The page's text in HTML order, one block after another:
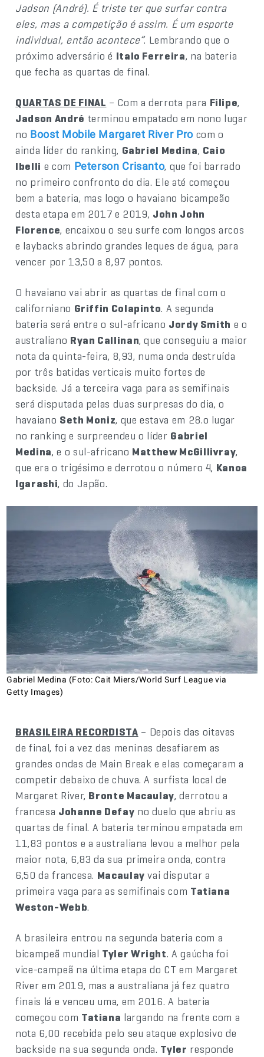
Jadson (André). É triste ter que surfar contra
eles, mas a competição é assim. É um esporte
individual, então acontece”. Lembrando que o
próximo adversário é Italo Ferreira, na bateria
que fecha as quartas de final.
QUARTAS DE FINAL – Com a derrota para Filipe,
Jadson André terminou empatado em nono lugar
no Boost Mobile Margaret River Procom o
ainda líder do ranking, Gabriel Medina, Caio
Ibelli e com Peterson Crisanto, que foi barrado
no primeiro confronto do dia. Ele até começou
bem a bateria, mas logo o havaiano bicampeão
desta etapa em 2017 e 2019, John John
Florence, encaixou o seu surfe com longos arcos
e laybacks abrindo grandes leques de água, para
vencer por 13,50 a 8,97 pontos.
O havaiano vai abrir as quartas de final com o
californiano Griffin Colapinto. A segunda
bateria será entre o sul-africano Jordy Smith e o
australiano Ryan Callinan, que conseguiu a maior
nota da quinta-feira, 8,93, numa onda destruída
por três batidas verticais muito fortes de
backside. Já a terceira vaga para as semifinais
será disputada pelas duas surpresas do dia, o
havaiano Seth Moniz, que estava em 28.o lugar
no ranking e surpreendeu o líder Gabriel
Medina, e o sul-africano Matthew McGillivray,
que era o trigésimo e derrotou o número 4, Kanoa
Igarashi, do Japão.
Gabriel Medina (Foto: Cait Miers/World Surf League via
Getty Images)
BRASILEIRA RECORDISTA – Depois das oitavas
de final, foi a vez das meninas desafiarem as
grandes ondas de Main Break e elas começaram a
competir debaixo de chuva. A surfista local de
Margaret River, Bronte Macaulay, derrotou a
francesa Johanne Defay no duelo que abriu as
quartas de final. A bateria terminou empatada em
11,83 pontos e a australiana levou a melhor pela
maior nota, 6,83 da sua primeira onda, contra
6,50 da francesa. Macaulay vai disputar a
primeira vaga para as semifinais com Tatiana
Weston-Webb.
A brasileira entrou na segunda bateria com a
bicampeã mundial Tyler Wright. A gaúcha foi
vice-campeã na última etapa do CT em Margaret
River em 2019, mas a australiana já fez quatro
finais lá e venceu uma, em 2016. A bateria
começou com Tatiana largando na frente com a
nota 6,00 recebida pelo seu ataque explosivo de
backside na sua segunda onda. Tyler responde